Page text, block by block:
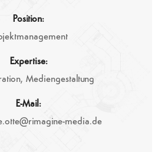
Position:
Expertise:
Mediengestaltung
E-Mail:
media.de